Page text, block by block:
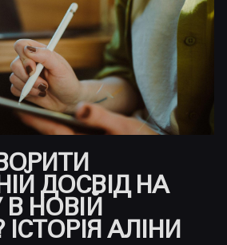
ДОСВІД НА
В НОВІЙ
ІСТОРІЯ АЛІНИ